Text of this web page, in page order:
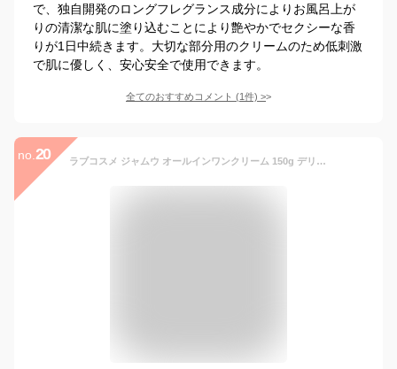
で、独自開発のロングフレグランス成分によりお風呂上が
りの清潔な肌に塗り込むことにより艶やかでセクシーな香
りが1日中続きます。大切な部分用のクリームのため低刺激
で肌に優しく、安心安全で使用できます。
全てのおすすめコメント (1件) >
no. 20 ラブコスメ ジャムウ オールインワンクリーム 150g デリケートゾーン 保湿 黒ずみ におい vio ケア